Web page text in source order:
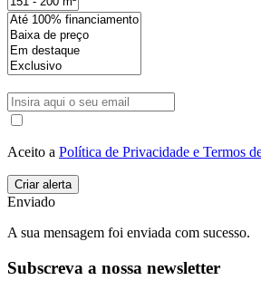
Aceito a Política de Privacidade e Termos
Enviado
A sua mensagem foi enviada com sucesso.
Subscreva a nossa newsletter